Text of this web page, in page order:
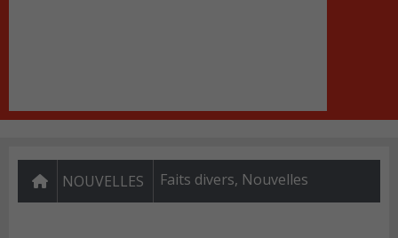
NOUVELLES Faits divers, Nouvelles